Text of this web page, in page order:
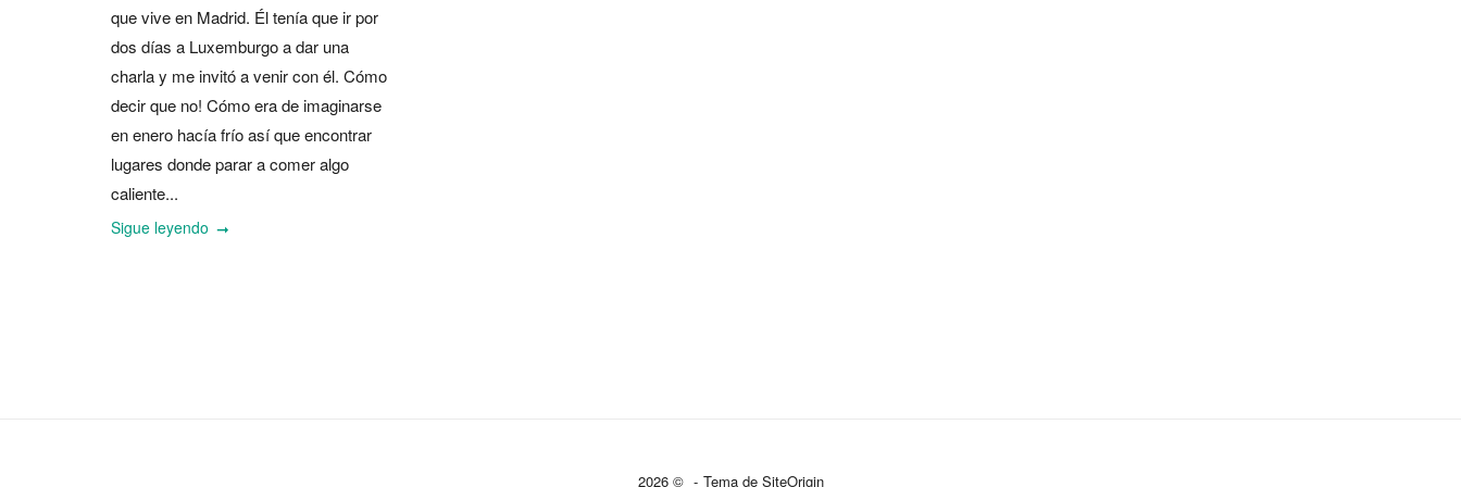
que vive en Madrid. Él tenía que ir por
dos días a Luxemburgo a dar una
charla y me invitó a venir con él. Cómo
decir que no! Cómo era de imaginarse
en enero hacía frío así que encontrar
lugares donde parar a comer algo
caliente...
Sigue leyendo
2026 © Tema de SiteOrigin